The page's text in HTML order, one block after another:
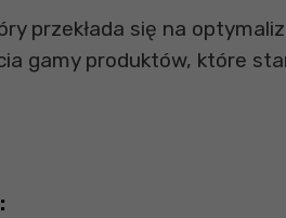
przekłada się na
gamy produktów, które